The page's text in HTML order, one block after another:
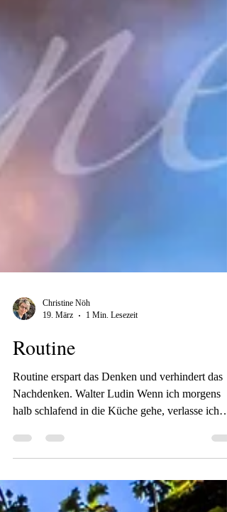
Christine Nöh
19. März
Routine
Routine erspart das Denken und verhindert das
Nachdenken. Walter Ludin Wenn ich morgens
mache immer gleich viel Kaffee mit der gleichen
Menge Pulver, ohne auch nur einen Moment